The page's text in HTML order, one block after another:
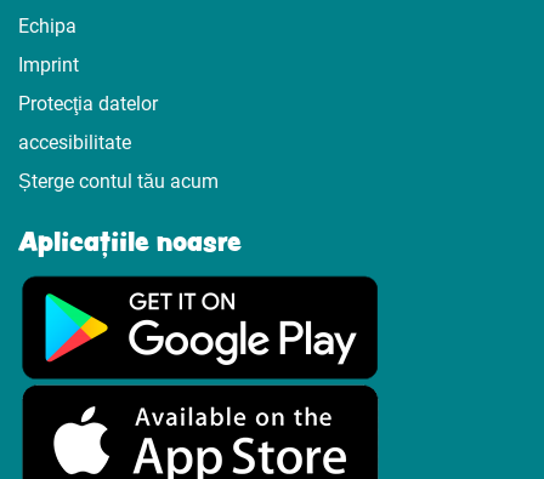
Echipa
Imprint
Protecţia datelor
accesibilitate
Șterge contul tău acum
Aplicațiile noasre